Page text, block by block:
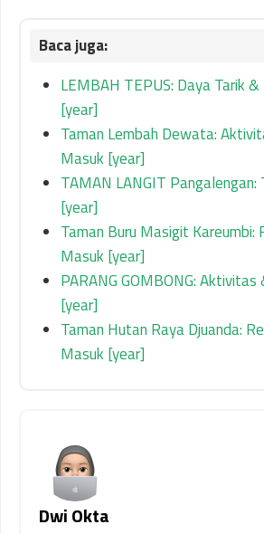
LEMBAH TEPUS: Daya Tarik
[year]
Taman Lembah Dewata:
Masuk [year]
TAMAN LANGIT
[year]
Taman Buru Masigit
Masuk [year]
PARANG GOMBONG:
[year]
Taman Hutan Raya Djuanda:
Masuk [year]
Dwi Okta